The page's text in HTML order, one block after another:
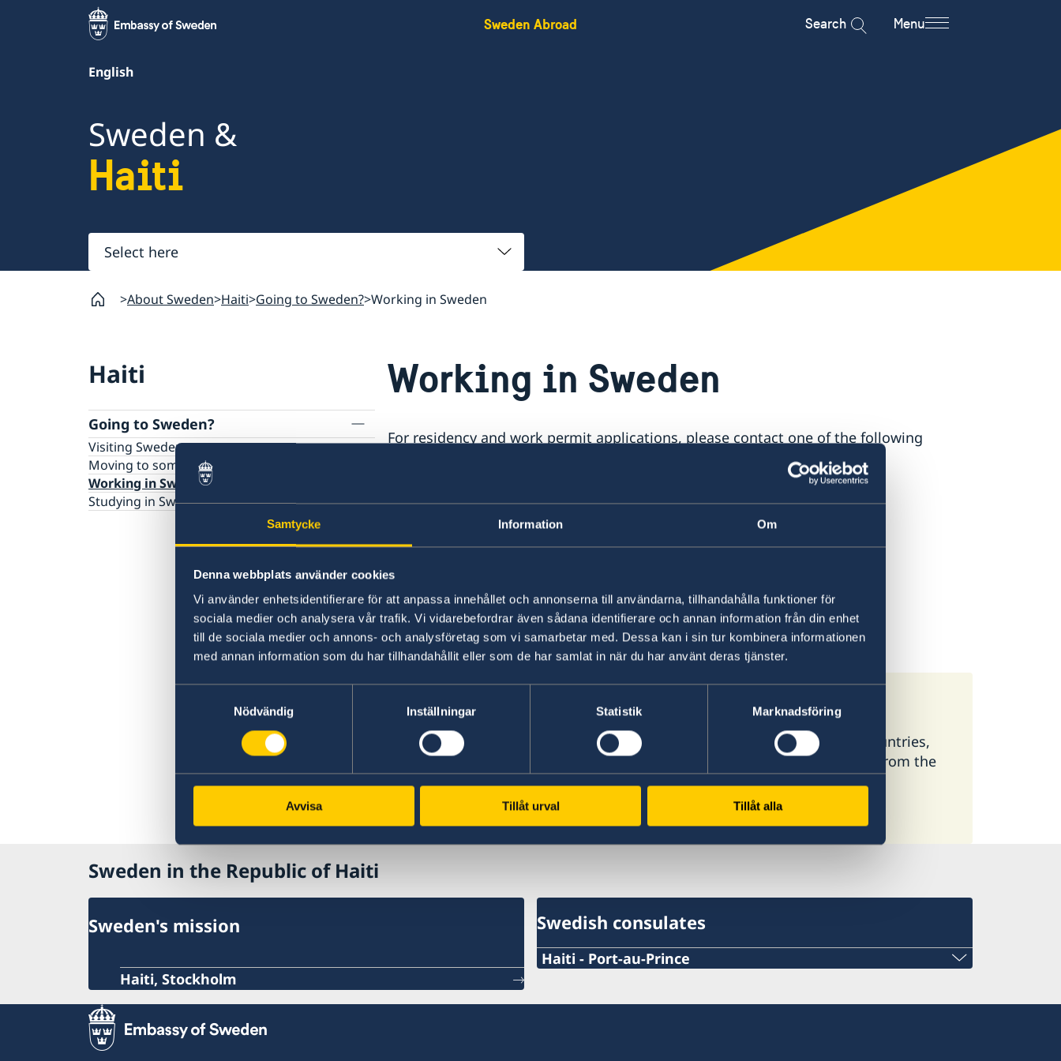
Samtycke Information Om
Denna webbplats använder cookies
Vi använder enhetsidentifierare för att anpassa innehållet och annonserna till användarna, tillhandahålla funktioner för
sociala medier och analysera vår trafik. Vi vidarebefordrar även sådana identifierare och annan information från din enhet
till de sociala medier och annons- och analysföretag som vi samarbetar med. Dessa kan i sin tur kombinera informationen
med annan information som du har tillhandahållit eller som de har samlat in när du har använt deras tjänster.
Nödvändig
Inställningar Statistik Marknadsföring
Avvisa Tillåt urval Tillåt alla
Sweden Abroad Search Menu
English
Sweden &
Haiti
Select
here
About Sweden Haiti Going to Sweden? Working in Sweden
Haiti
Going to Sweden?
Visiting Sweden
Moving to someone in Sweden
Working in Sweden
Studying in Sweden
Working in Sweden
For residency and work permit applications, please contact one of the following
Embassy of Sweden in Bogota
Embassy of Sweden in Guatemala
Embassy of Sweden in Havanna
Embassy of Sweden in Washington
Basic information applicable to all countries is available here. In some countries,
additional conditions also apply – for more information, select a country from the
'Select Country Here' drop-down list.
Sweden in the Republic of Haiti
Sweden's mission
Haiti, Stockholm
Swedish consulates
Haiti - Port-au-Prince